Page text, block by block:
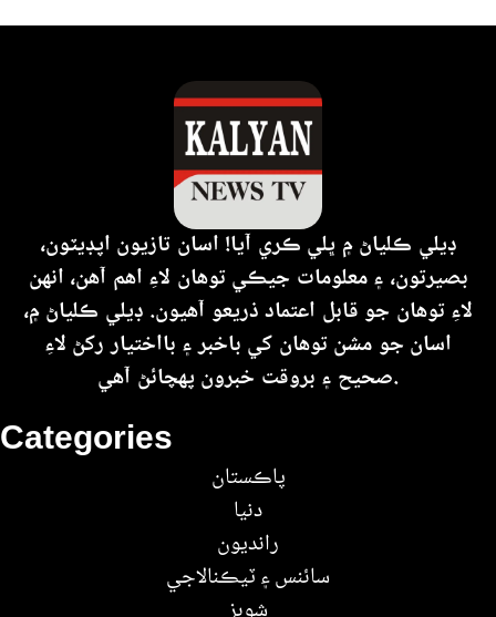
Categories
پاڪستان
دنيا
رانديون
سائنس ۽ ٽيڪنالاجي
ڊيلي ڪلياڻ ۾ ڀلي ڪري آيا! اسان تازيون اپڊيٽون،
بصيرتون، ۽ معلومات جيڪي توهان لاءِ اهم آهن، انهن
لاءِ توهان جو قابل اعتماد ذريعو آهيون. ڊيلي ڪلياڻ ۾،
اسان جو مشن توهان کي باخبر ۽ بااختيار رکڻ لاءِ
صحيح ۽ بروقت خبرون پهچائڻ آهي.